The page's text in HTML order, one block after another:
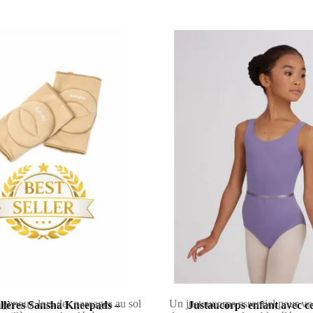
Sansha Kneepads –
lors des passages au sol
Justaucorps enfant avec
Un justaucorps essentiel pour